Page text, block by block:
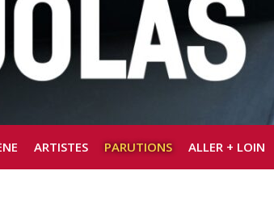
ARTISTES PARUTIONS ALLER + LOIN